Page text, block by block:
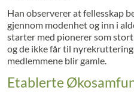
Han observerer at fellesskap
gjennom modenhet og inn i
starter med pionerer som
og de ikke får til
medlemmene blir gamle.
Etablerte